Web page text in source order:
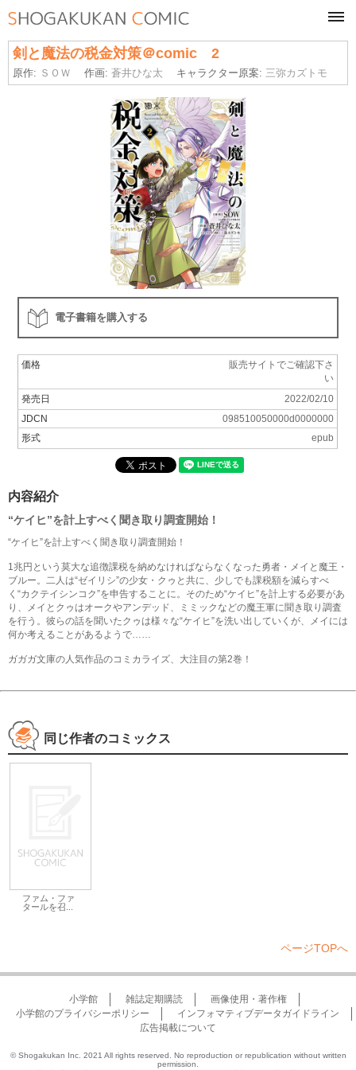
剣と魔法の税金対策＠comic 2
原作: ＳＯＷ 作画:蒼井ひな太 キャラクター原案: 三弥カズトモ
電子書籍を購入する
価格
販売サイトでご確認下さ
い
発売日
2022/02/10
JDCN
098510050000d0000000
形式
epub
内容紹介
“ケイヒ”を計上すべく聞き取り調査開始！
“ケイヒ”を計上すべく聞き取り調査開始！
1兆円という莫大な追徴課税を納めなければならなくなった勇者・メイと魔王・
ブルー。二人は“ゼイリシ”の少女・クゥと共に、少しでも課税額を減らすべ
く“カクテイシンコク”を申告することに。そのため“ケイヒ”を計上する必要があ
り、メイとクゥはオークやアンデッド、ミミックなどの魔王軍に聞き取り調査
を行う。彼らの話を聞いたクゥは様々な“ケイヒ”を洗い出していくが、メイには
何か考えることがあるようで……
ガガガ文庫の人気作品のコミカライズ、大注目の第2巻！
同じ作者のコミックス
ファム・ファ
タールを召...
ページTOPへ
小学館 雑誌定期購読
画像使用・著作権
小学館のプライバシーポリシー
インフォマティブデータガイドライン
広告掲載について
© Shogakukan Inc. 2021 All rights reserved. No reproduction or republication without written
permission.